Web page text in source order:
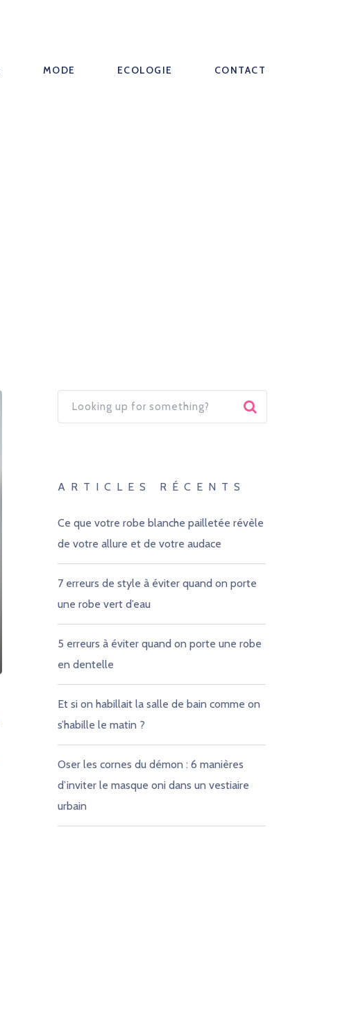
MODE ECOLOGIE CONTACT
ARTICLES RÉCENTS
Ce que votre robe blanche pailletée révèle
de votre allure et de votre audace
7 erreurs de style à éviter quand on porte
une robe vert d’eau
5 erreurs à éviter quand on porte une robe
en dentelle
Et si on habillait la salle de bain comme on
s’habille le matin ?
Oser les cornes du démon : 6 manières
d’inviter le masque oni dans un vestiaire
urbain